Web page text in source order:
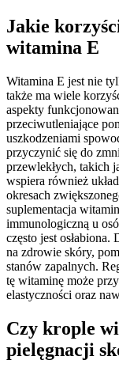
Jakie
witamina E
Witamina E jest nie
także ma wiele
aspekty
przeciwutleniające
uszkodzeniami
przyczynić się do
przewlekłych, takich
wspiera również
okresach
suplementacja
immunologiczną u
często jest
na zdrowie skóry,
stanów zapalnych.
tę witaminę może
elastyczności oraz
Czy krople
pielęgnacji